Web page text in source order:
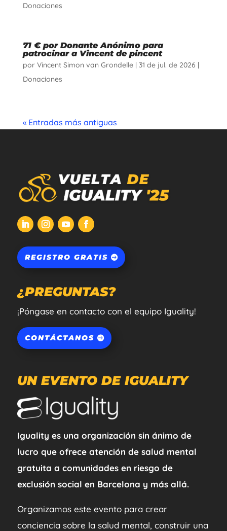
Donaciones
71 € por Donante Anónimo para
patrocinar a Vincent de pincent
por Vincent Simon van Grondelle| 31 de jul. de 2026 |
Donaciones
« Entradas más antiguas
REGISTRO GRATIS
¿PREGUNTAS?
¡Póngase en contacto con el equipo Iguality!
CONTÁCTANOS
UN EVENTO DE IGUALITY
Iguality es una organización sin ánimo de
lucro que ofrece atención de salud mental
gratuita a comunidades en riesgo de
exclusión social en Barcelona y más allá.
Organizamos este evento para crear
conciencia sobre la salud mental, construir una